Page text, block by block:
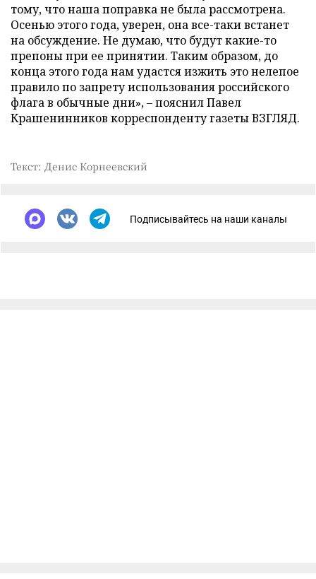
тому, что наша поправка не была рассмотрена.
Осенью этого года, уверен, она все-таки встанет
на обсуждение. Не думаю, что будут какие-то
препоны при ее принятии. Таким образом, до
конца этого года нам удастся изжить это нелепое
правило по запрету использования российского
флага в обычные дни», – пояснил Павел
Крашенинников корреспонденту газеты ВЗГЛЯД.
Текст: Денис Корнеевский
Подписывайтесь на наши каналы